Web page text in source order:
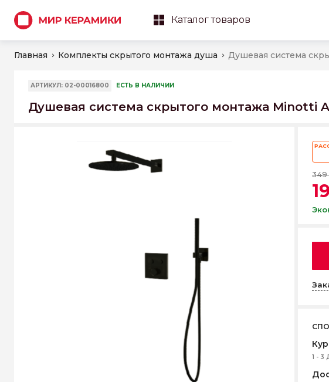
Каталог товаров
Главная Комплекты скрытого монтажа душа
АРТИКУЛ: 02-00016800 ЕСТЬ В НАЛИЧИИ
Душевая система скрытого монтажа Minotti
349
1 - 3